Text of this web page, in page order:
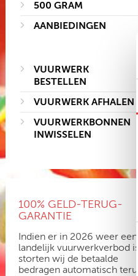
500 GRAM
AANBIEDINGEN
VUURWERK
BESTELLEN
VUURWERK AFHALEN
VUURWERKBONNEN
INWISSELEN
100% GELD-TERUG-
GARANTIE
Indien er in 2026 weer een
landelijk vuurwerkverbod is,
storten wij de betaalde
bedragen automatisch terug